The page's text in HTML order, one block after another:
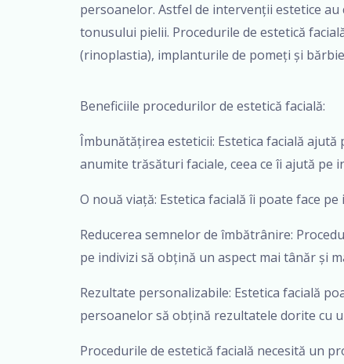
persoanelor. Astfel de intervenții estetice
tonusului pielii. Procedurile de estetică
(rinoplastia), implanturile de pomeți și
Beneficiile procedurilor de estetică facială:
Îmbunătățirea esteticii: Estetica facială
anumite trăsături faciale, ceea ce îi ajută pe
O nouă viață: Estetica facială îi poate face
Reducerea semnelor de îmbătrânire:
pe indivizi să obțină un aspect mai tânăr și
Rezultate personalizabile: Estetica facială
persoanelor să obțină rezultatele dorite cu
Procedurile de estetică facială necesită un